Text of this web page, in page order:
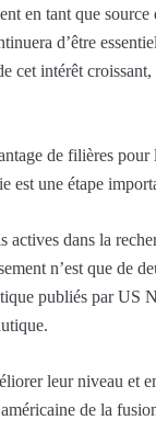
en tant que
d’être
cet intérêt
de filières pour
est une étape
dans la
n’est que de
publiés par US
leur niveau et
de la